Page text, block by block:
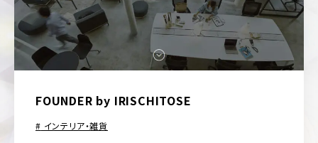
FOUNDER by IRISCHITOSE
インテリア・雑貨